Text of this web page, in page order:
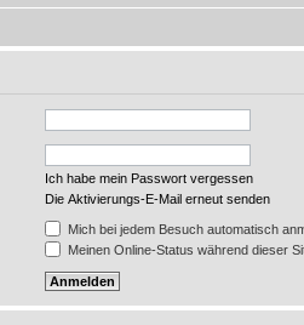
Ich habe mein Passwort vergessen
Die Aktivierungs-E-Mail erneut senden
Mich bei jedem Besuch automatisch
Meinen Online-Status während dieser